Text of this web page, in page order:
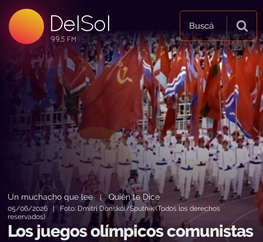
DelSol
99.5 FM
99.5 FM
99.5 FM
Buscá
Un muchacho que lee|Quién te Dice
05/06/2026 | Foto: Dmitri Donskói/Sputnik (Todos los derechos
reservados)
Los juegos olímpicos comunistas